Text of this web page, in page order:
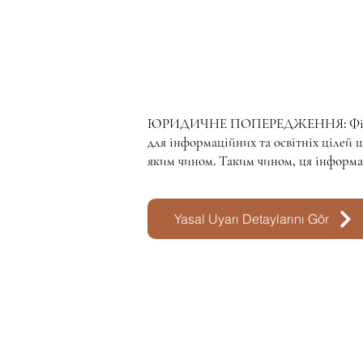
ЮРИДИЧНЕ ПОПЕРЕДЖЕННЯ:
для інформаційних та освітніх цілей
яким чином. Таким чином, ця
Yasal Uyarı Detaylarını Gör